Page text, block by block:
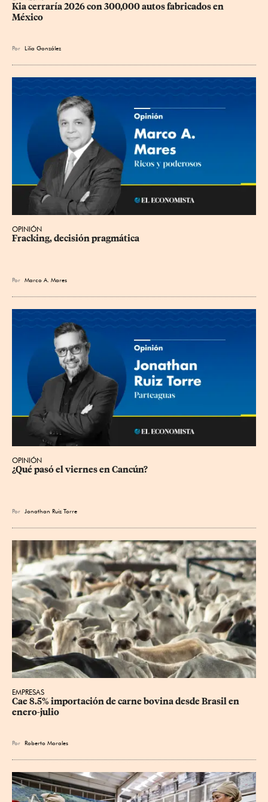
Kia cerraría 2026 con 300,000 autos fabricados en
México
Por Lilia González
OPINIÓN
Fracking, decisión pragmática
Por Marco A. Mares
OPINIÓN
¿Qué pasó el viernes en Cancún?
Por Jonathan Ruiz Torre
EMPRESAS
Cae 8.5% importación de carne bovina desde Brasil en
enero-julio
Por Roberto Morales